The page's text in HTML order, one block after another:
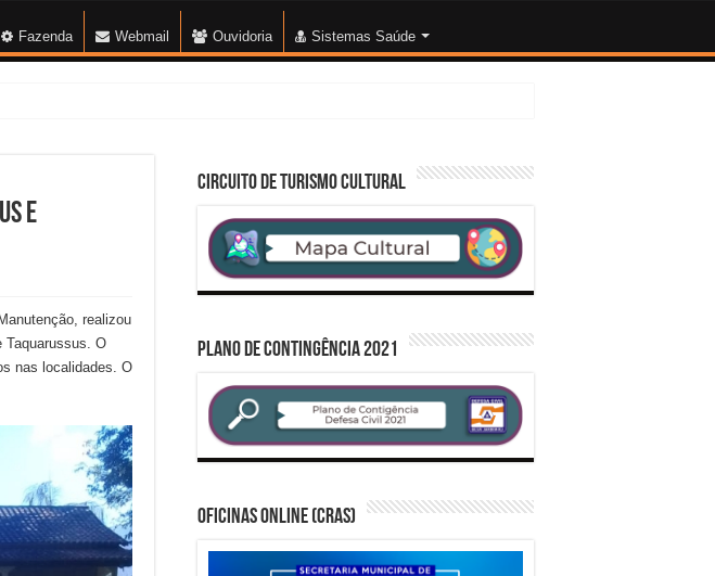
Fazenda Webmail Ouvidoria Sistemas Saúde
a Prefeita Maira Branco e ouvir as demandas municipais
E
realizou
Taquarussus. O
nas localidades. O
CIRCUITO DE TURISMO CULTURAL
PLANO DE CONTINGÊNCIA 2021
Oficinas Online (CRAS)